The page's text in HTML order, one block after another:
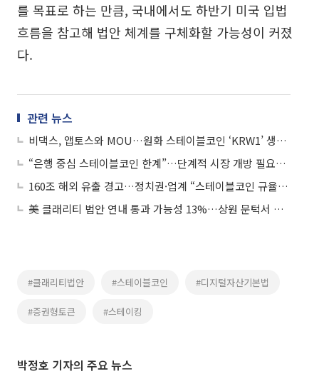
를 목표로 하는 만큼, 국내에서도 하반기 미국 입법
흐름을 참고해 법안 체계를 구체화할 가능성이 커졌
다.
관련 뉴스
비댁스, 앱토스와 MOU…원화 스테이블코인 ‘KRW1’ 생태계 확장
“은행 중심 스테이블코인 한계”…단계적 시장 개방 필요성 대두
160조 해외 유출 경고…정치권·업계 “스테이블코인 규율체계 서둘러야”
美 클래리티 법안 연내 통과 가능성 13%…상원 문턱서 제동
#클래리티법안 #스테이블코인 #디지털자산기본법
#증권형토큰 #스테이킹
박정호 기자의 주요 뉴스